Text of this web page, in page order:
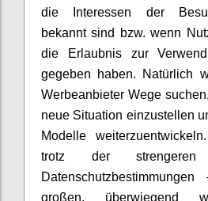
die Interessen der
bekannt sind bzw. wenn
die Erlaubnis zur
gegeben haben. Natürlich
Werbeanbieter Wege
neue Situation einzustellen
Modelle
trotz der strengeren
großen, überwiegend